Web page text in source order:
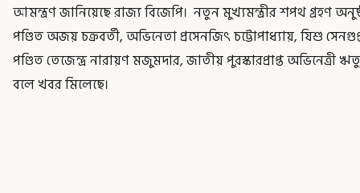
আমন্ত্রণ জানিয়েছে রাজ্য বিজেপি। নতুন মুখ্যমন্ত্রীর শপথ গ্রহণ
পণ্ডিত অজয় চক্রবর্তী, অভিনেতা প্রসেনজিৎ চট্টোপাধ্যায়, যিশু
পণ্ডিত তেজেন্দ্র নারায়ণ মজুমদার, জাতীয় পুরস্কারপ্রাপ্ত অভিনেত্রী
বলে খবর মিলেছে।